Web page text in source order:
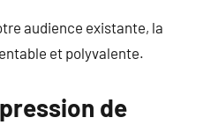
audience existante, la
et polyvalente.
de